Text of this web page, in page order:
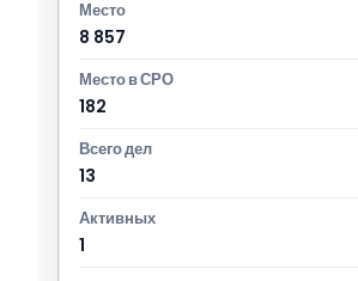
8 857
182
13
1